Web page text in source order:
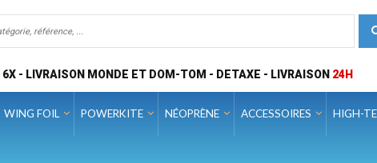
- LIVRAISON MONDE ET DOM-TOM - DETAXE - LIVRAISON 24H
WING FOIL POWERKITE NÉOPRÈNE ACCESSOIRES HIGH-